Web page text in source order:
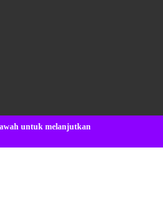
untuk melanjutkan